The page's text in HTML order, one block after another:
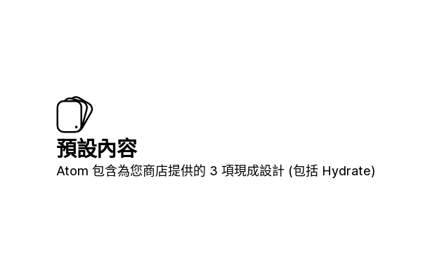
預設內容
Atom 包含為您商店提供的 3 項現成設計 (包括 Hydrate)